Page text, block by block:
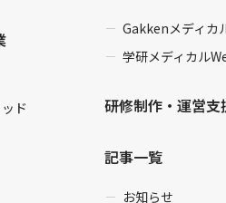
ド
Gakkenメディカ
学研メディカル
研修制作・運営支
記事一覧
お知らせ